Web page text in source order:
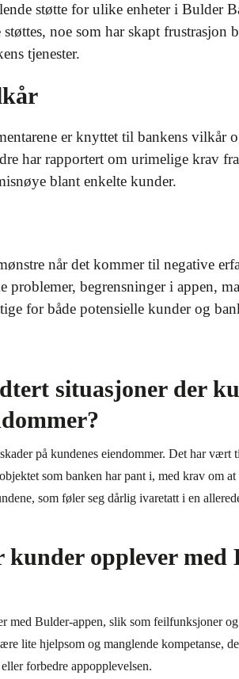
støtte for ulike enheter i Bulder
noe som har skapt frustrasjon
tjenester.
er knyttet til bankens vilkår
har rapportert om urimelige krav
blant enkelte kunder.
når det kommer til negative
begrensninger i appen,
for både potensielle kunder og
situasjoner der
på kundenes eiendommer. Det har vært
som banken har pant i, med krav om
som føler seg dårlig ivaretatt i en
opplever med
med Bulder-appen, slik som feilfunksjoner
lite hjelpsom og manglende kompetanse,
forbedre appopplevelsen.